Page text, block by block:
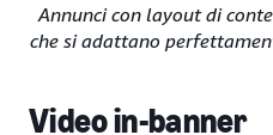
Annunci con layout di
che si adattano
Video in-banner